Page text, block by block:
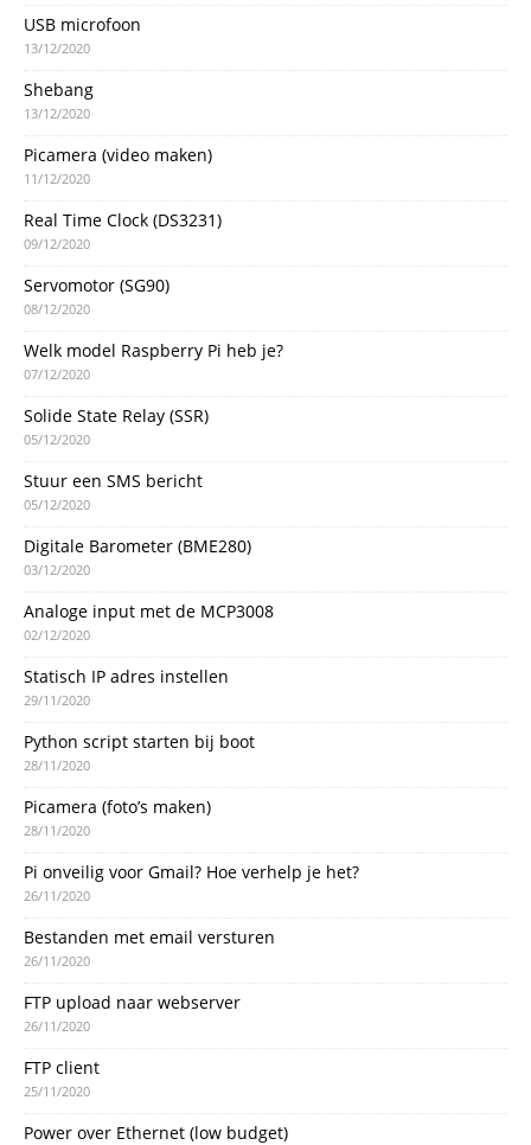
USB microfoon
13/12/2020
Shebang
13/12/2020
Picamera (video maken)
11/12/2020
Real Time Clock (DS3231)
09/12/2020
Servomotor (SG90)
08/12/2020
Welk model Raspberry Pi heb je?
07/12/2020
Solide State Relay (SSR)
05/12/2020
Stuur een SMS bericht
05/12/2020
Digitale Barometer (BME280)
03/12/2020
Analoge input met de MCP3008
02/12/2020
Statisch IP adres instellen
29/11/2020
Python script starten bij boot
28/11/2020
Picamera (foto’s maken)
28/11/2020
Pi onveilig voor Gmail? Hoe verhelp je het?
26/11/2020
Bestanden met email versturen
26/11/2020
FTP upload naar webserver
26/11/2020
FTP client
25/11/2020
Power over Ethernet (low budget)